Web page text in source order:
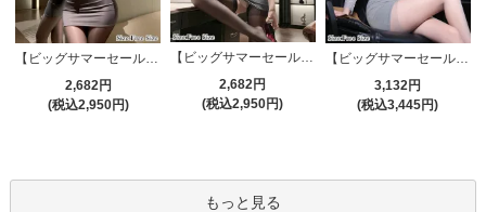
【ビッグサマーセール対象品】セクシーコスプレ(SEXYCOSPLAY) 4421
2,682円
(税込2,950円)
【ビッグサマーセール対象品】セクシーコスプレ(SEXYCOSPLAY) 4191
2,682円
(税込2,950円)
【ビッグサマーセール対象品】セクシーコスプレ(SEXYCOSPLAY) 4173
3,132円
(税込3,445円)
もっと見る